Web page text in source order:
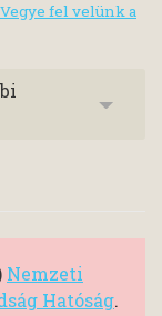
Vegye fel velünk a
Nemzeti
Hatóság.